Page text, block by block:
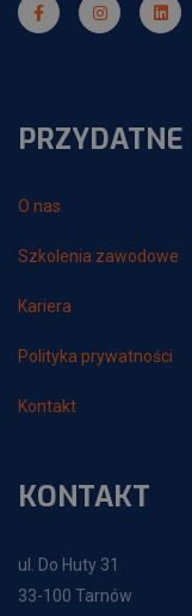
O nas
Szkolenia zawodowe
Kariera
Polityka prywatności
Kontakt
KONTAKT
ul. Do Huty 31
33-100 Tarnów